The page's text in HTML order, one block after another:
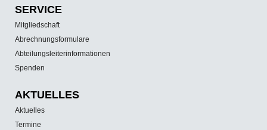
SERVICE
Mitgliedschaft
Abrechnungsformulare
Abteilungsleiterinformationen
Spenden
AKTUELLES
Aktuelles
Termine